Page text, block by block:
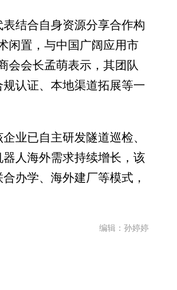
结合自身资源分享合作构
闲置，与中国广阔应用市
会会长孟萌表示，其团队
认证、本地渠道拓展等一
业已自主研发隧道巡检、
人海外需求持续增长，该
办学、海外建厂等模式，
编辑：孙婷婷